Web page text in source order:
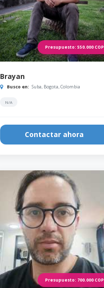
Presupuesto: 550.000COP
Brayan
Busco en: Suba, Bogota, Colombia
N/A
Contactar ahora
Presupuesto: 700.000COP